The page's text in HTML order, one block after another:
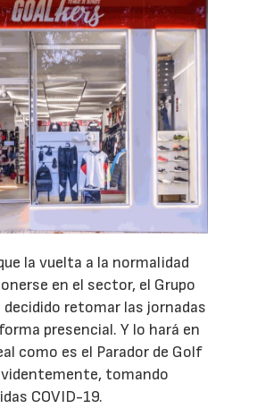
la vuelta a la normalidad
en el sector, el Grupo
decidido retomar las jornadas
presencial. Y lo hará en
como es el Parador de Golf
tomando
COVID-19.